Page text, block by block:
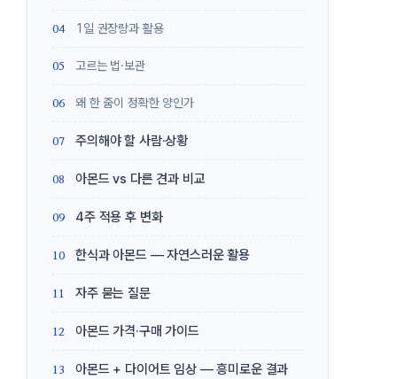
1일 권장량과 활용
고르는 법·보관
왜 한 줌이 정확한 양인가
주의해야 할 사람·상황
아몬드 vs 다른 견과 비교
4주 적용 후 변화
한식과 아몬드 — 자연스러운 활용
자주 묻는 질문
아몬드 가격·구매 가이드
아몬드 + 다이어트 임상 — 흥미로운 결과